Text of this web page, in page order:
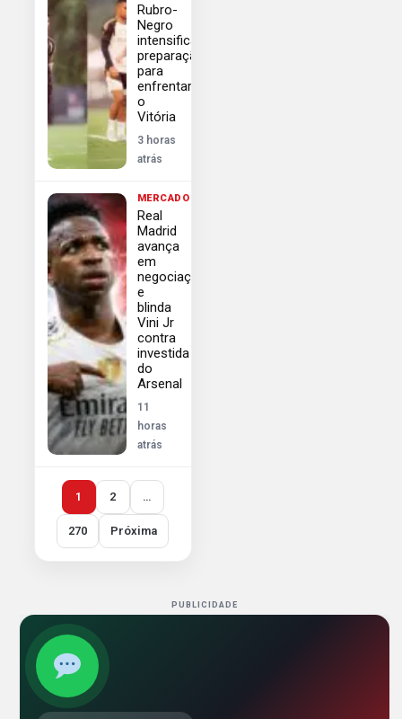
Rubro-
Negro
intensifica
preparação
para
enfrentar
o
Vitória
3 horas
atrás
MERCADO
Real
Madrid
avança
em
negociação
e
blinda
Vini Jr
contra
investida
do
Arsenal
11
horas
atrás
1 2 …
270 Próxima
PUBLICIDADE